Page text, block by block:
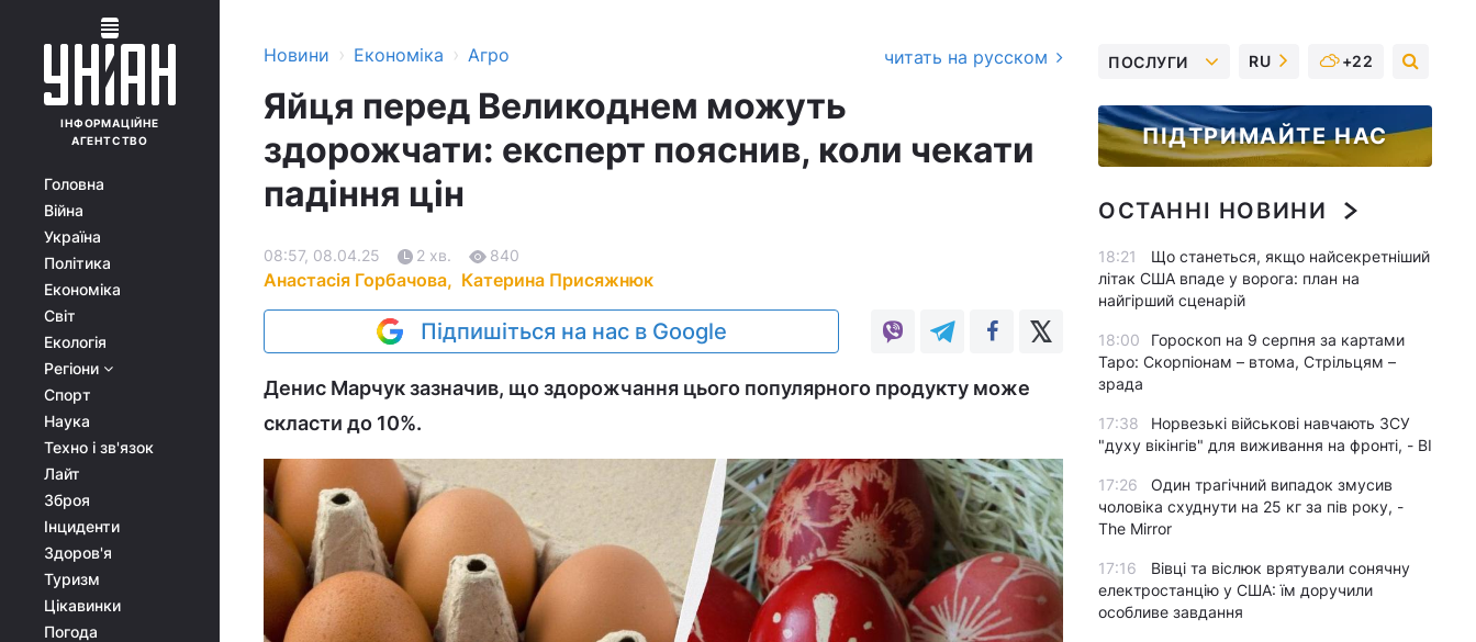
ІНФОРМАЦІЙНЕ
АГЕНТСТВО
Головна
Війна
Україна
Політика
Економіка
Світ
Екологія
Регіони
Спорт
Наука
Техно і зв'язок
Лайт
Зброя
Інциденти
Здоров'я
Туризм
Цікавинки
Погода
Новини › Економіка › Агро читать на русском
Яйця перед Великоднем можуть
здорожчати: експерт пояснив, коли чекати
падіння цін
Анастасія Горбачова, Катерина Присяжнюк
08:57, 08.04.25 2 хв. 840
Підпишіться на нас в Google
Денис Марчук зазначив, що здорожчання цього популярного продукту може
скласти до 10%.
ПОСЛУГИ RU +22
ПІДТРИМАЙТЕ НАС
ОСТАННІ НОВИНИ
18:21
Що станеться, якщо найсекретніший
літак США впаде у ворога: план на
найгірший сценарій
18:00
Гороскоп на 9 серпня за картами
Таро: Скорпіонам – втома, Стрільцям –
зрада
17:38
Норвезькі військові навчають ЗСУ
"духу вікінгів" для виживання на фронті, - BI
17:26
Один трагічний випадок змусив
чоловіка схуднути на 25 кг за пів року, -
The Mirror
17:16
Вівці та віслюк врятували сонячну
електростанцію у США: їм доручили
особливе завдання